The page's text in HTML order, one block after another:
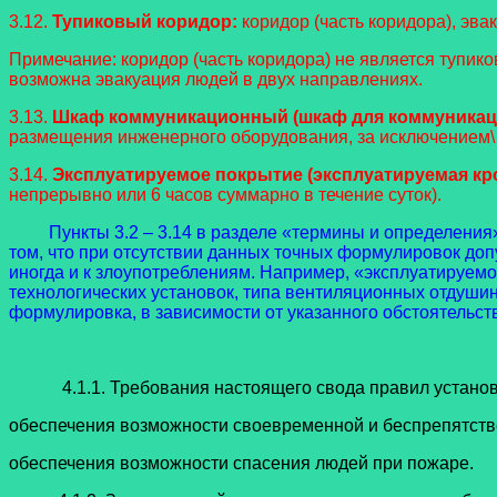
3.12. Тупиковый коридор: коридор (часть коридора),
Примечание: коридор (часть коридора) не является
возможна эвакуация людей в двух направлениях.
3.13. Шкаф коммуникационный (шкаф для
размещения инженерного оборудования, за
3.14. Эксплуатируемое покрытие (эксплуатируемая
непрерывно или 6 часов суммарно в течение суток).
Пункты 3.2 – 3.14 в разделе «термины и
том, что при отсутствии данных точных формулировок
иногда и к злоупотреблениям. Например,
технологических установок, типа вентиляционных
формулировка, в зависимости от указанного
4.1.1. Требования настоящего свода правил
обеспечения возможности своевременной и
обеспечения возможности спасения людей при пожаре.